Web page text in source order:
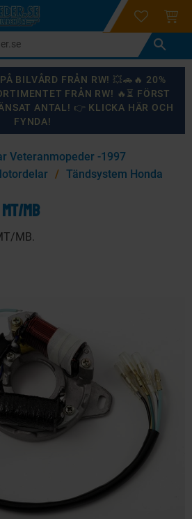
login
BILVÅRD FRÅN RW! 💥🚗🔥 20%
FRÅN RW! 🔥⏳ FÖRST
ANTAL! 👉 KLICKA HÄR OCH
FYNDA!
PRODUKTER KAN INTRESSERA
Solglasögon 5 pack
solnr50-2
125
KÖP
Veteranmopeder -1997
Tändsystem Honda
MB
MB.